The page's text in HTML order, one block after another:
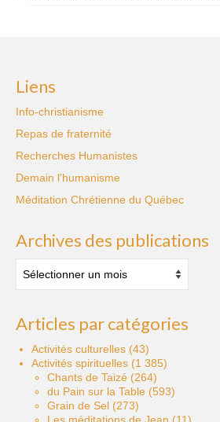
Liens
Info-christianisme
Repas de fraternité
Recherches Humanistes
Demain l'humanisme
Méditation Chrétienne du Québec
Archives des publications
des
publications
Articles par catégories
Activités culturelles (43)
Activités spirituelles (1 385)
Chants de Taizé (264)
du Pain sur la Table (593)
Grain de Sel (273)